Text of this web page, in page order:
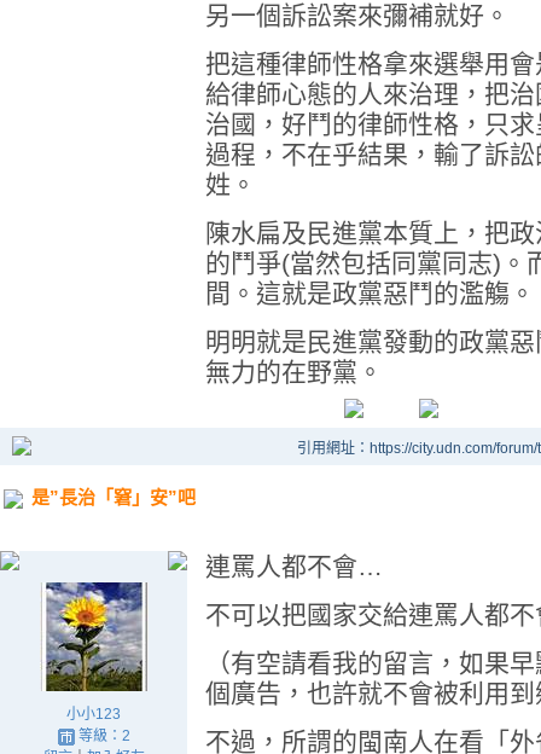
另一個訴訟案來彌補就好。
把這種律師性格拿來選舉用
給律師心態的人來治理，把
治國，好鬥的律師性格，只
過程，不在乎結果，輸了訴
姓。
陳水扁及民進黨本質上，把
的鬥爭(當然包括同黨同志)。
間。這就是政黨惡鬥的濫觴。
明明就是民進黨發動的政黨
無力的在野黨。
引用網址：https://city.udn.com/
是”長治「窘」安”吧
小小123
等級：2
連罵人都不會…
不可以把國家交給連罵人都
（有空請看我的留言，如果
個廣告，也許就不會被利用
不過，所謂的閩南人在看「